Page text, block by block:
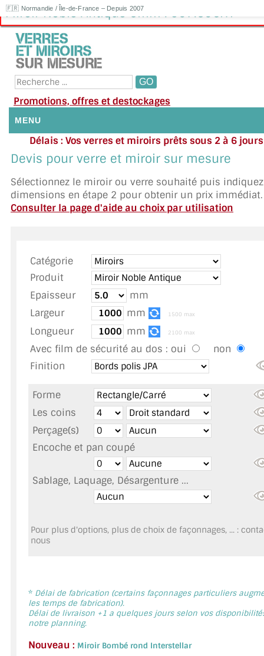
🇫🇷 Normandie / Île-de-France – Depuis 2007
Miroir Noble Antique 5mm : 907.50€HT
Promotions, offres et destockages
MENU
NOUS CONTACTER
DEMANDE DE DEVIS
TOUS LES TARIFS AU M2
GUIDE : CHOIX PAR UTILISATION
INSPIRATIONS ET NOUVEAUTÉS
AMBIANCE LAITON BROSSÉ
MIROIR SUR MESURE
MIROIR VIEILLI
MIROIR DÉCORATIF DE COULEUR
LOTS DE MIROIRS EN MOZAÏQUE
MIROIR DE SALLE DE BAIN
MIROIR POUR SALLE DE SPORT
MIROIR POUR SALLE DE DANSE
MIROIR ENCADRÉ
Délais : Vos verres et miroirs prêts sous 2 à 6
moyenne
Besoin
Appelez ou envoyez un SMS au 06 79 92
Devis pour verre et miroir sur mesure
Sélectionnez le miroir ou verre souhaité puis
dimensions en étape 2 pour obtenir un prix immédiat.
Consulter la page d'aide au choix par utilisation
Catégorie
Produit
Epaisseur
mm
Largeur
mm 1500 max
Longueur mm 2100 max
Avec film de sécurité au dos : oui
non
Finition
Forme
Les coins
Perçage(s)
Encoche et pan coupé
Sablage, Laquage, Désargenture ...
Pour plus d'options, plus de choix de façonnages, ... :
nous
* Délai de fabrication (certains façonnages particuliers
les temps de fabrication).
Délai de livraison +1 a quelques jours selon vos
notre planning.
Nouveau : Miroir Bombé rond Interstellar